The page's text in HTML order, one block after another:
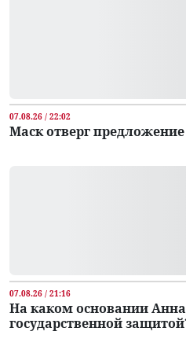
07.08.26 / 22:02
Маск отверг предложение
07.08.26 / 21:16
На каком основании
государственной